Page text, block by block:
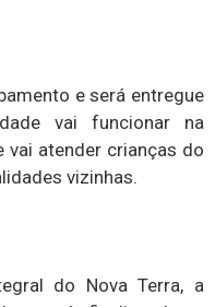
e será entregue
vai funcionar na
atender crianças do
vizinhas.
do Nova Terra, a